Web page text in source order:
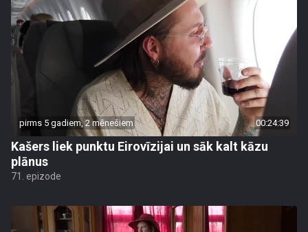
pirms 5 gadiem, 2 mēnešiem 00:24:39
Kašers liek punktu Eirovīzijai un sāk kalt kāzu
plānus
71. epizode